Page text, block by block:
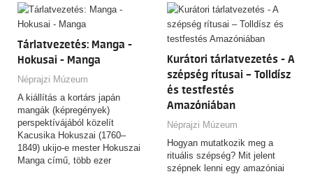
Tárlatvezetés: Manga -
Hokusai - Manga
Néprajzi Múzeum
A kiállítás a kortárs japán
mangák (képregények)
perspektívájából közelít
Kacusika Hokuszai (1760–
1849) ukijo-e mester Hokuszai
Manga című, több ezer
Kurátori tárlatvezetés - A
szépség rítusai – Tolldísz
és testfestés
Amazóniában
Néprajzi Múzeum
Hogyan mutatkozik meg a
rituális szépség? Mit jelent
szépnek lenni egy amazóniai